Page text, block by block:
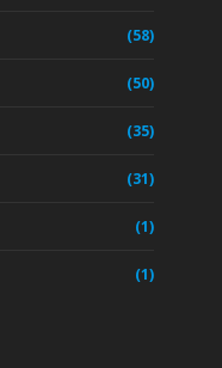
(58)
(50)
(35)
(31)
(1)
(1)